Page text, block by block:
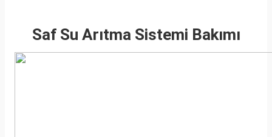
Saf Su Arıtma Sistemi Bakımı